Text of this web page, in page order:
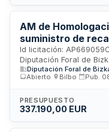
AM de
suministro de
vehículos
Id licitación:
Diputación Foral de
Pública y Relaciones Institucionales
337190EUR; Estado: PRE
Diputación Foral de
Abierto
Bilbo Pub.
PRESUPUESTO
337.190,00 EUR